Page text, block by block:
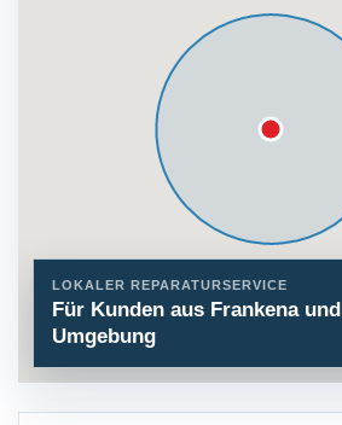
LOKALER REPARATURSERVICE
Für Kunden aus Frankena und
Umgebung